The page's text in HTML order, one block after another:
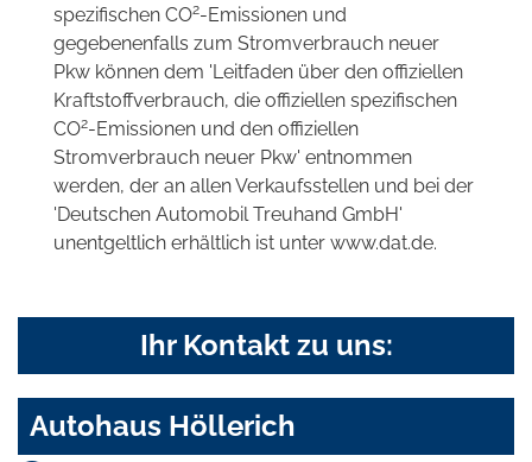
spezifischen CO2-Emissionen und
gegebenenfalls zum Stromverbrauch neuer
Pkw können dem 'Leitfaden über den offiziellen
Kraftstoffverbrauch, die offiziellen spezifischen
CO2-Emissionen und den offiziellen
Stromverbrauch neuer Pkw' entnommen
werden, der an allen Verkaufsstellen und bei der
'Deutschen Automobil Treuhand GmbH'
unentgeltlich erhältlich ist unter www.dat.de.
Ihr Kontakt zu uns:
Autohaus Höllerich